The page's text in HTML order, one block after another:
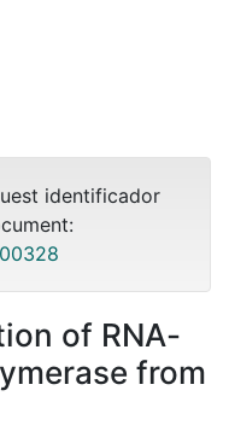
identificador
of RNA-
from